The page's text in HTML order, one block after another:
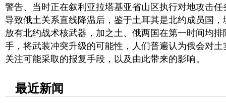
警告、当时正在叙利亚拉塔基亚省山区执行对地攻击
导致俄土关系直线降温后，鉴于土耳其是北约成员国
放有北约战术核武器，加之土、俄两国在第一时间均
手，将武装冲突升级的可能性，人们普遍认为俄会对
关注可能采取的报复手段，以及由此带来的影响。
最近新闻